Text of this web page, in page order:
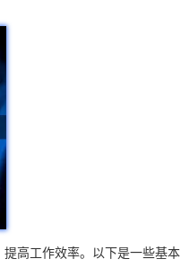
高工作效率。以下是一些基本